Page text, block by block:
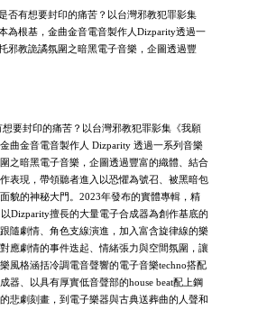
否有想要封印的痛苦？以台灣邪教犯罪影集
為根基，金曲金音電音製作人Dizparity透過一
邪教詭譎氛圍之暗黑電子音樂，企圖透過豐
想要封印的痛苦？以台灣邪教犯罪影集《我願
曲金音電音製作人 Dizparity 透過一系列音樂
之暗黑電子音樂，企圖透過豐富的織體、結合
表現，帶領聽者進入以恐懼為號召、被黑暗包
貌的神秘大門。2023年發布的實體專輯，精
Dizparity擅長的大量電子合成器為創作基底的
隨劇情、角色支線演進，加入富含旋律線的樂
應劇情的事件迭起、情緒張力與空間氛圍，讓
風格涵括冷調電音聲響的電子音樂techno搭配
器、以具有厚實低音聲部的house beat配上鋼
悲劇刻畫，到電子樂器與古典送葬曲的人聲和